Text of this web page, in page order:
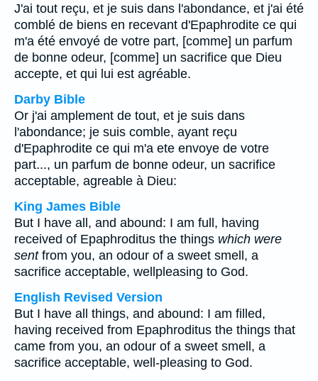
J'ai tout reçu, et je suis dans l'abondance, et j'ai été
comblé de biens en recevant d'Epaphrodite ce qui
m'a été envoyé de votre part, [comme] un parfum
de bonne odeur, [comme] un sacrifice que Dieu
accepte, et qui lui est agréable.
Darby Bible
Or j'ai amplement de tout, et je suis dans
l'abondance; je suis comble, ayant reçu
d'Epaphrodite ce qui m'a ete envoye de votre
part..., un parfum de bonne odeur, un sacrifice
acceptable, agreable à Dieu:
King James Bible
But I have all, and abound: I am full, having
received of Epaphroditus the things which were
sentfrom you, an odour of a sweet smell, a
sacrifice acceptable, wellpleasing to God.
English Revised Version
But I have all things, and abound: I am filled,
having received from Epaphroditus the things that
came from you, an odour of a sweet smell, a
sacrifice acceptable, well-pleasing to God.